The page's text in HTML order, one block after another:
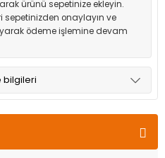
ürünü sepetinize ekleyin.
sepetinizden onaylayın ve
ödeme işlemine devam
bilgileri